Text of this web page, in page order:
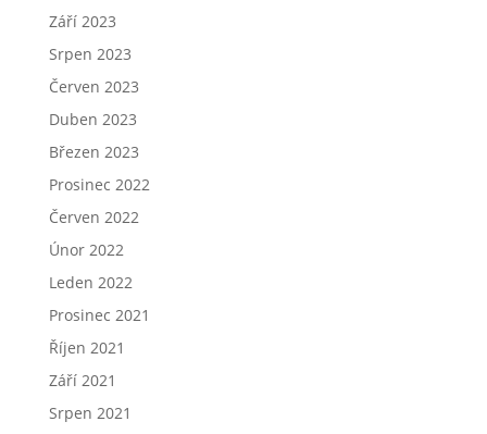
Září 2023
Srpen 2023
Červen 2023
Duben 2023
Březen 2023
Prosinec 2022
Červen 2022
Únor 2022
Leden 2022
Prosinec 2021
Říjen 2021
Září 2021
Srpen 2021